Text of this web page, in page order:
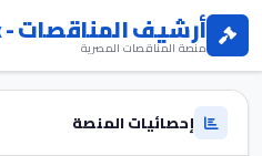
أرشيف المناقصات - BidBook
منصة المناقصات المصرية
إحصائيات المنصة